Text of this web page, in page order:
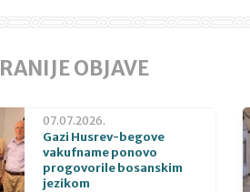
RANIJE OBJAVE
07.07.2026.
Gazi Husrev-begove
vakufname ponovo
progovorile bosanskim
jezikom